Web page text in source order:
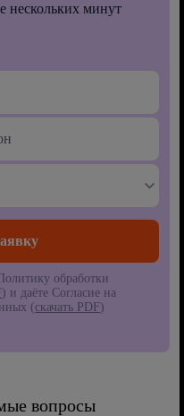
нескольких минут
обработки
) и даёте Согласие на
(скачать PDF)
вопросы